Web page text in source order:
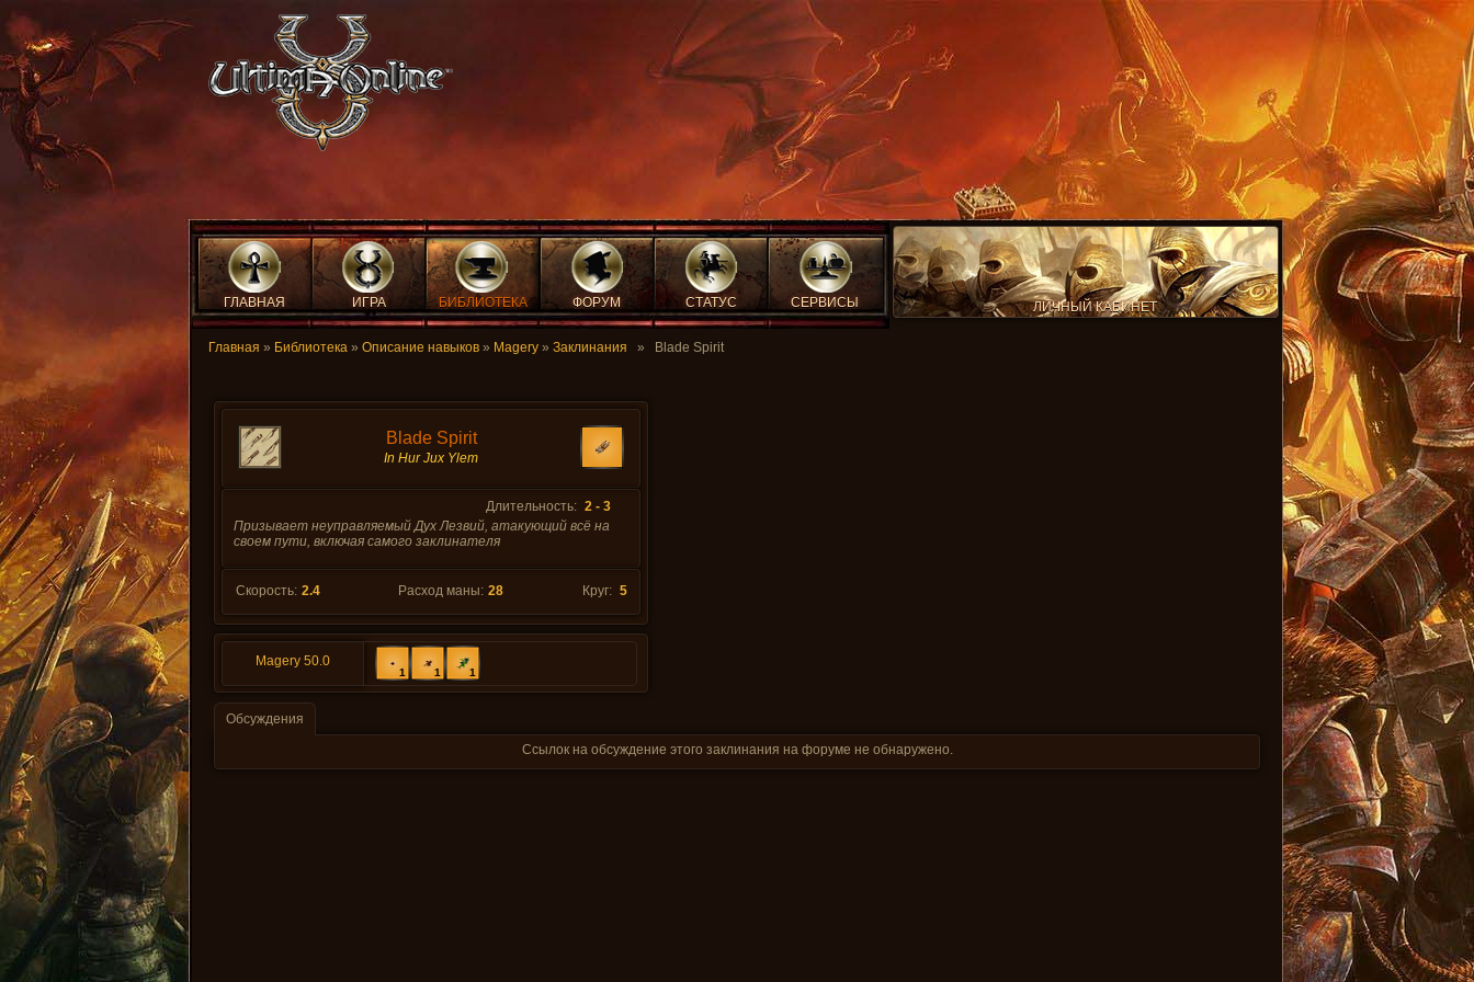
ГЛАВНАЯ ИГРА БИБЛИОТЕКА ФОРУМ СТАТУС СЕРВИСЫ ЛИЧНЫЙ КАБИНЕТ
Главная » Библиотека » Описание навыков » Magery » Заклинания » Blade Spirit
Blade Spirit
In Hur Jux Ylem
Длительность: 2 - 3
Призывает неуправляемый Дух Лезвий, атакующий всё на
своем пути, включая самого заклинателя
Скорость: 2.4 Расход маны: 28 Круг: 5
Magery 50.0
1 1 1
Обсуждения
Ссылок на обсуждение этого заклинания на форуме не обнаружено.